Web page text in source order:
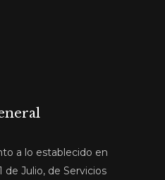
a lo establecido en
de Julio, de Servicios